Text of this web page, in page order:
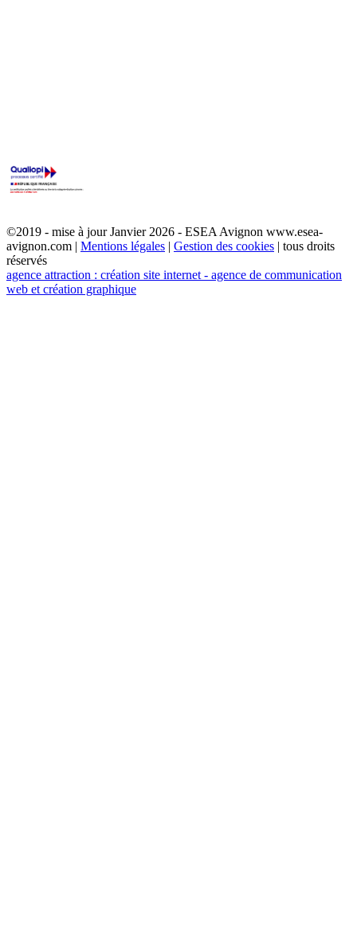
©2019 - mise à jour Janvier 2026 - ESEA Avignon www.esea-
avignon.com | Mentions légales | Gestion des cookies | tous droits
réservés
agence attraction : création site internet - agence de communication
web et création graphique